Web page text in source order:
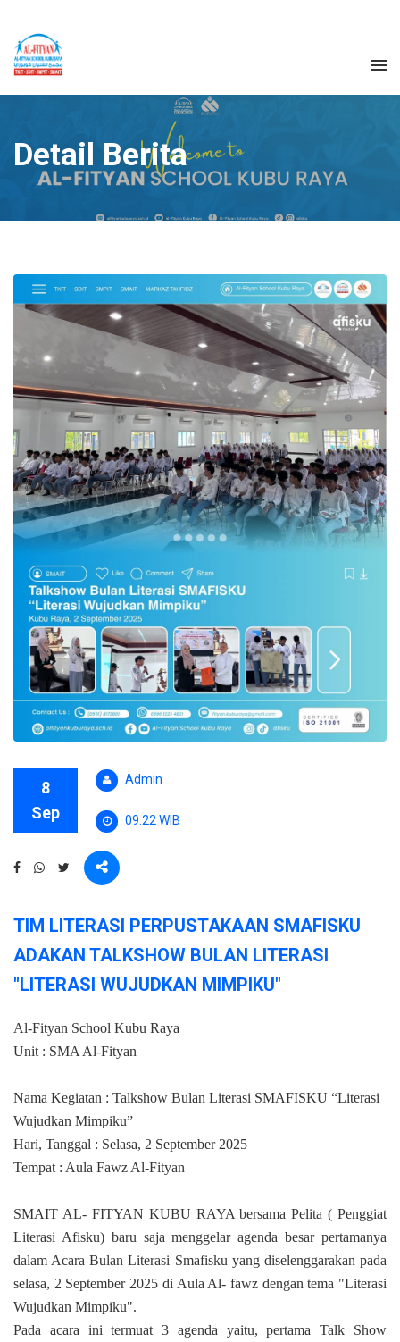
Detail Berita
8
Sep
Admin
09:22 WIB
TIM LITERASI PERPUSTAKAAN SMAFISKU
ADAKAN TALKSHOW BULAN LITERASI
"LITERASI WUJUDKAN MIMPIKU"
Al-Fityan School Kubu Raya
Unit : SMA Al-Fityan
Nama Kegiatan : Talkshow Bulan Literasi SMAFISKU “Literasi
Wujudkan Mimpiku”
Hari, Tanggal : Selasa, 2 September 2025
Tempat : Aula Fawz Al-Fityan
SMAIT AL- FITYAN KUBU RAYA bersama Pelita ( Penggiat
Literasi Afisku) baru saja menggelar agenda besar pertamanya
dalam Acara Bulan Literasi Smafisku yang diselenggarakan pada
selasa, 2 September 2025 di Aula Al- fawz dengan tema "Literasi
Wujudkan Mimpiku".
Pada acara ini termuat 3 agenda yaitu, pertama Talk Show